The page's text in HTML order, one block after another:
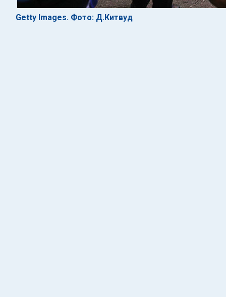
Getty Images. Фото: Д.Китвуд